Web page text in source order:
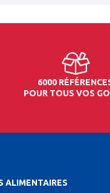
6000
POUR TOUS VOS
ALIMENTAIRES